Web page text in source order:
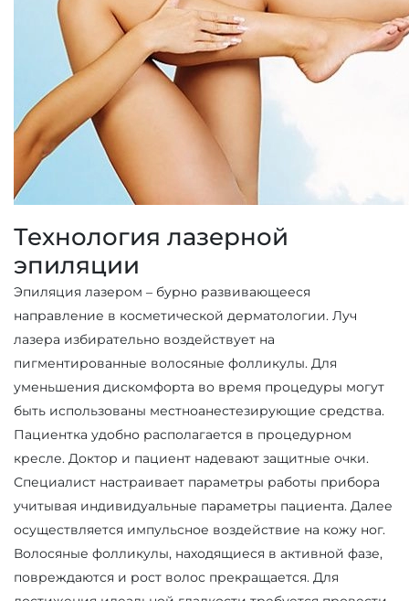
Технология лазерной
эпиляции
Эпиляция лазером – бурно развивающееся
направление в косметической дерматологии. Луч
лазера избирательно воздействует на
пигментированные волосяные фолликулы. Для
уменьшения дискомфорта во время процедуры могут
быть использованы местноанестезирующие средства.
Пациентка удобно располагается в процедурном
кресле. Доктор и пациент надевают защитные очки.
Специалист настраивает параметры работы прибора
учитывая индивидуальные параметры пациента. Далее
осуществляется импульсное воздействие на кожу ног.
Волосяные фолликулы, находящиеся в активной фазе,
повреждаются и рост волос прекращается. Для